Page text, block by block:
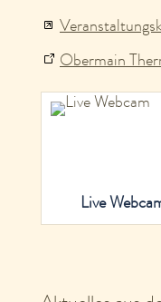
Live Webcam
Aktuelles aus
Jubiläumsbier